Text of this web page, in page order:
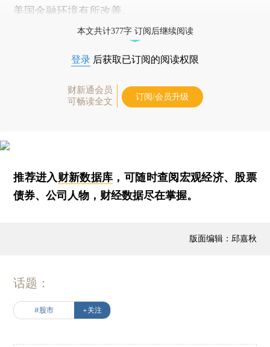
美国金融环境有所改善。
本文共计377字 订阅后继续阅读
登录 后获取已订阅的阅读权限
财新通会员
可畅读全文
订阅/会员升级
推荐进入财新数据库 ，可随时查阅宏观经济、股票
债券、公司人物，财经数据尽在掌握。
版面编辑：邱嘉秋
话题：
#股市 +关注